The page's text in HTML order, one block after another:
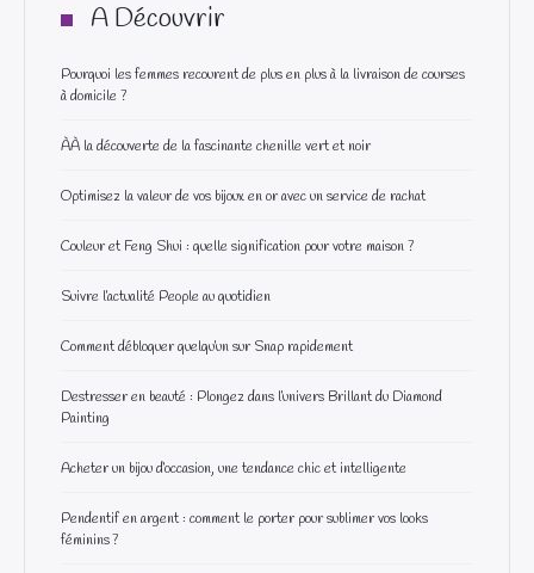
A Découvrir
Pourquoi les femmes recourent de plus en plus à la livraison de courses
à domicile ?
ÀÀ la découverte de la fascinante chenille vert et noir
Optimisez la valeur de vos bijoux en or avec un service de rachat
Couleur et Feng Shui : quelle signification pour votre maison ?
Suivre l’actualité People au quotidien
Comment débloquer quelqu’un sur Snap rapidement
Destresser en beauté : Plongez dans l’univers Brillant du Diamond
Painting
Acheter un bijou d’occasion, une tendance chic et intelligente
Pendentif en argent : comment le porter pour sublimer vos looks
féminins ?